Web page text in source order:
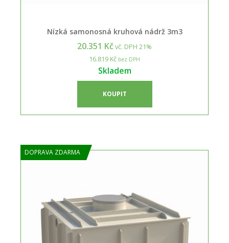
Nízká samonosná kruhová nádrž 3m3
20.351 Kčvč. DPH 21%
16.819 Kč bez DPH
Skladem
KOUPIT
DOPRAVA ZDARMA